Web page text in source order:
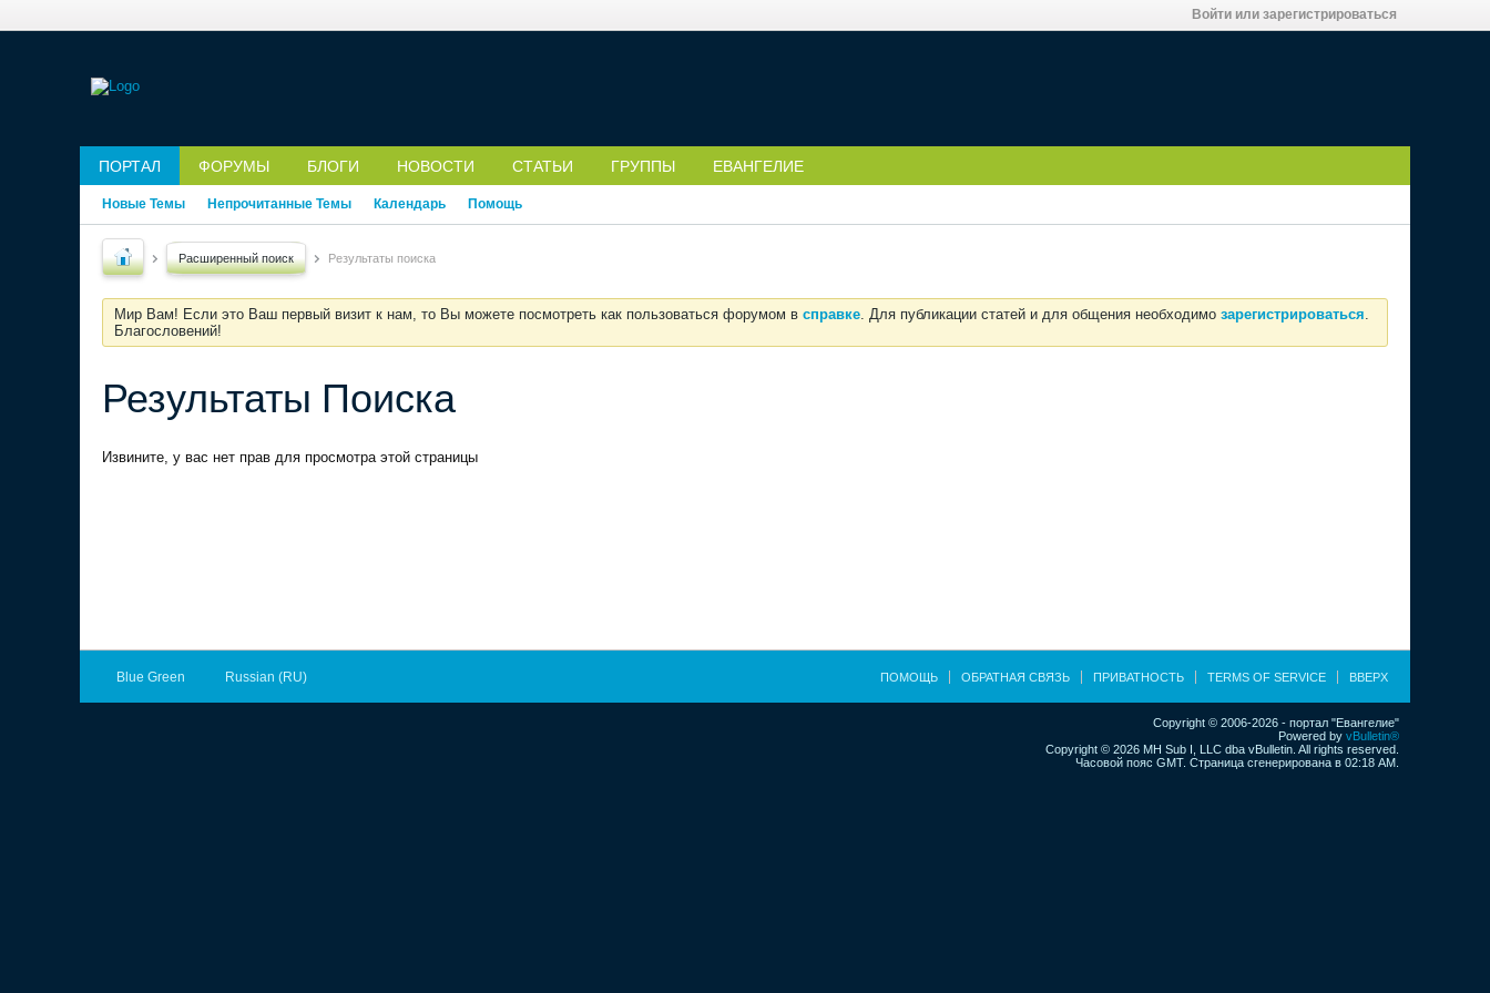
Войти или зарегистрироваться
ПОРТАЛ ФОРУМЫ БЛОГИ НОВОСТИ СТАТЬИ ГРУППЫ ЕВАНГЕЛИЕ
Новые Темы Непрочитанные Темы Календарь Помощь
Расширенный поиск Результаты поиска
Мир Вам! Если это Ваш первый визит к нам, то Вы можете посмотреть как пользоваться форумом в справке. Для публикации статей и для общения необходимо зарегистрироваться.
Благословений!
Результаты Поиска
Извините, у вас нет прав для просмотра этой страницы
Blue Green Russian (RU) ПОМОЩЬ ОБРАТНАЯ СВЯЗЬ ПРИВАТНОСТЬ TERMS OF SERVICE ВВЕРХ
Copyright © 2006-2026 - портал "Евангелие"
Powered by vBulletin®
Copyright © 2026 MH Sub I, LLC dba vBulletin. All rights reserved.
Часовой пояс GMT. Страница сгенерирована в 02:18 AM.